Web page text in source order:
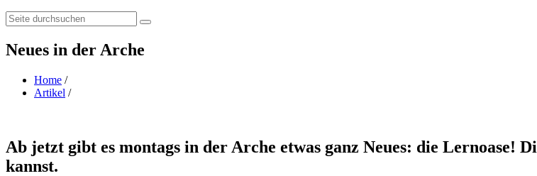
Search:
Neues in der Arche
Home /
Artikel /
Ab jetzt gibt es montags in der Arche etwas ganz Neues: die Lernoase!
kannst.